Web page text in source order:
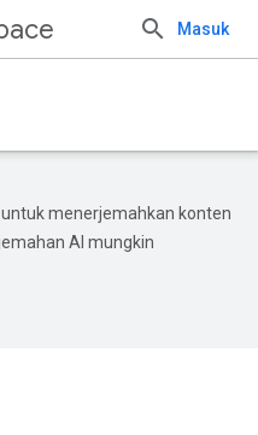
Masuk
menerjemahkan konten
AI mungkin